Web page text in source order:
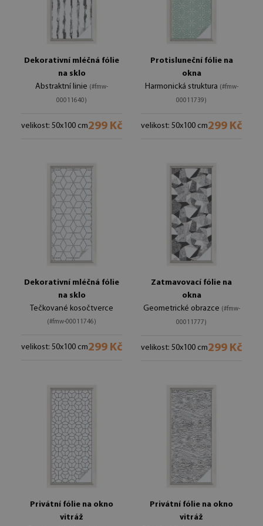
Dekorativní mléčná fólie
na sklo
Abstraktní linie (#fmw-
00011640)
velikost: 50x100 cm299 Kč
Protisluneční fólie na
okna
Harmonická struktura (#fmw-
00011739)
velikost: 50x100 cm299 Kč
Dekorativní mléčná fólie
na sklo
Tečkované kosočtverce
(#fmw-00011746)
velikost: 50x100 cm299 Kč
Zatmavovací fólie na
okna
Geometrické obrazce (#fmw-
00011777)
velikost: 50x100 cm299 Kč
Privátní fólie na okno
vitráž
Privátní fólie na okno
vitráž